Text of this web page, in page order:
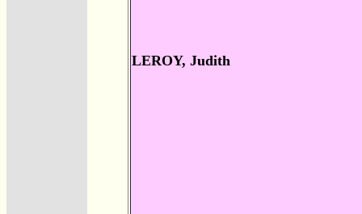
LEROY, Judith